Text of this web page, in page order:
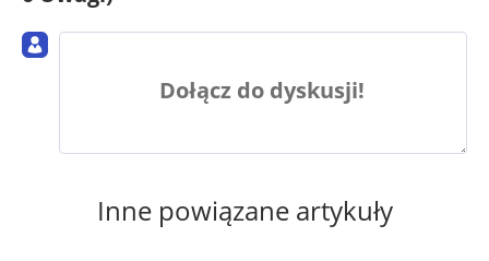
Dołącz do dyskusji!
Inne powiązane artykuły